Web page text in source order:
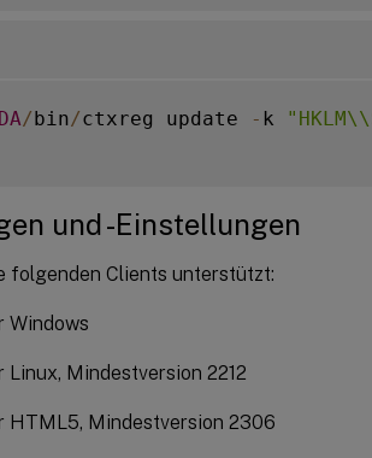
/bin/ctxreg update - k
und -Einstellungen
folgenden Clients unterstützt:
Windows
Mindestversion 2212
HTML5, Mindestversion 2306